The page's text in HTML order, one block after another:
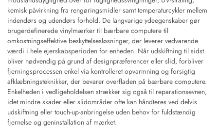
kemisk påvirkning fra rengøringsmidler samt temperaturcykler mellem
indendørs og udendørs forhold. De langvarige ydeegenskaber gør
brugerdefinerede vinylmærker til bærbare computere til
omkostningseffektive beskyttelsesløsninger, der leverer vedvarende
værdi i hele ejerskabsperioden for enheden. Når udskiftning til sidst
bliver nødvendig på grund af designpræferencer eller slid, forbliver
fjerningsprocessen enkel via kontrolleret opvarmning og forsigtig
afklæbningsteknikker, der bevarer overfladen på bærbare computere.
Enkelheden i vedligeholdelsen strækker sig også til reparationsevnen,
idet mindre skader eller slidområder ofte kan håndteres ved delvis
udskiftning eller touch-up-anbringelse uden behov for fuldstændig
fjernelse og geninstallation af mærket.